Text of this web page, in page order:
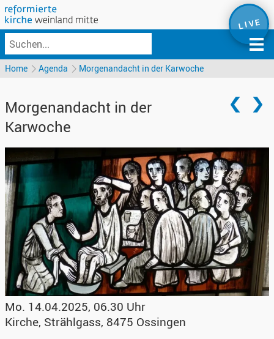
L I V E
Home Agenda Morgenandacht in der Karwoche
Morgenandacht in der
Karwoche
Mo. 14.04.2025, 06.30 Uhr
Kirche, Strählgass, 8475 Ossingen